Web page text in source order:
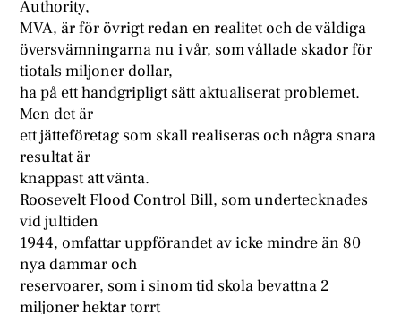
Authority,
MVA, är för övrigt redan en realitet och de väldiga
översvämningarna nu i vår, som vållade skador för
tiotals miljoner dollar,
ha på ett handgripligt sätt aktualiserat problemet.
Men det är
ett jätteföretag som skall realiseras och några snara
resultat är
knappast att vänta.
Roosevelt Flood Control Bill, som undertecknades
vid jultiden
1944, omfattar uppförandet av icke mindre än 80
nya dammar och
reservoarer, som i sinom tid skola bevattna 2
miljoner hektar torrt